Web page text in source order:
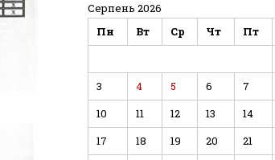
Серпень 2026
Пн
Вт Ср Чт Пт
3
4 5 6 7
10
11 12 13 14
17
18 19 20 21